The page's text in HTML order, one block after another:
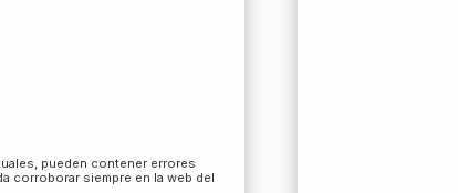
pueden contener errores
corroborar siempre en la web del